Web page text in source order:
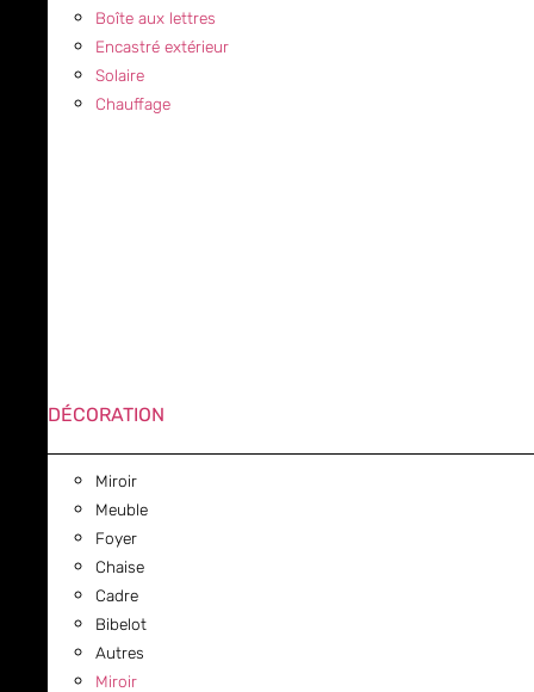
Boîte aux lettres
Encastré extérieur
Solaire
Chauffage
DÉCORATION
Miroir
Meuble
Foyer
Chaise
Cadre
Bibelot
Autres
Miroir